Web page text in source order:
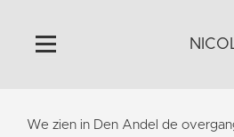
Home
We zien in Den Andel de